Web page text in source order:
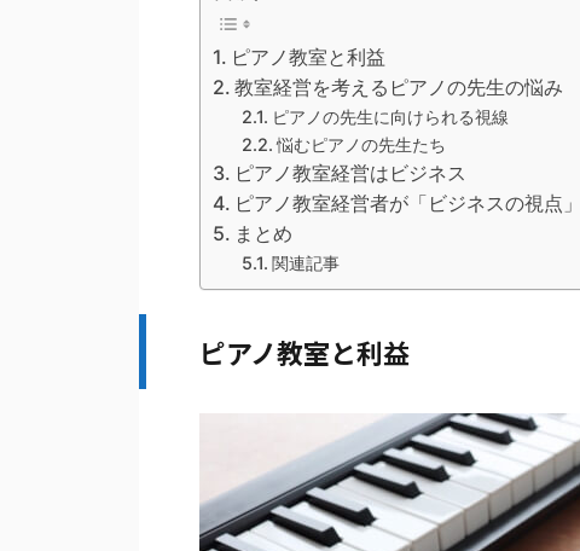
ピアノ教室と利益
教室経営を考えるピアノの先生の悩み
ピアノの先生に向けられる視線
悩むピアノの先生たち
ピアノ教室経営はビジネス
ピアノ教室経営者が「ビジネスの視点
まとめ
関連記事
ピアノ教室と利益